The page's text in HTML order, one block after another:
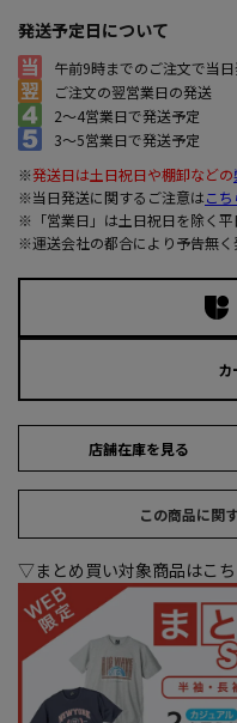
発送予定日について
午前9時までのご注文で当
ご注文の翌営業日の発送
2～4営業日で発送予定
3～5営業日で発送予定
※発送日は土日祝日や棚卸などの
※当日発送に関するご注意はこち
※「営業日」は土日祝日を除く平
※運送会社の都合により予告無く
カ
店舗在庫を見る
この商品に関
▽まとめ買い対象商品はこ